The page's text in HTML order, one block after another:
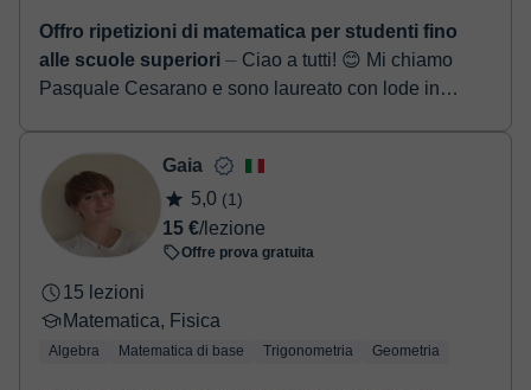
Offro ripetizioni di matematica per studenti fino
alle scuole superiori ⏤ Ciao a tutti! 😊 Mi chiamo
Pasquale Cesarano e sono laureato con lode in
Gaia
5,0 (1)
15 €/lezione
Offre prova gratuita
15 lezioni
Matematica, Fisica
Algebra Matematica di base Trigonometria Geometria